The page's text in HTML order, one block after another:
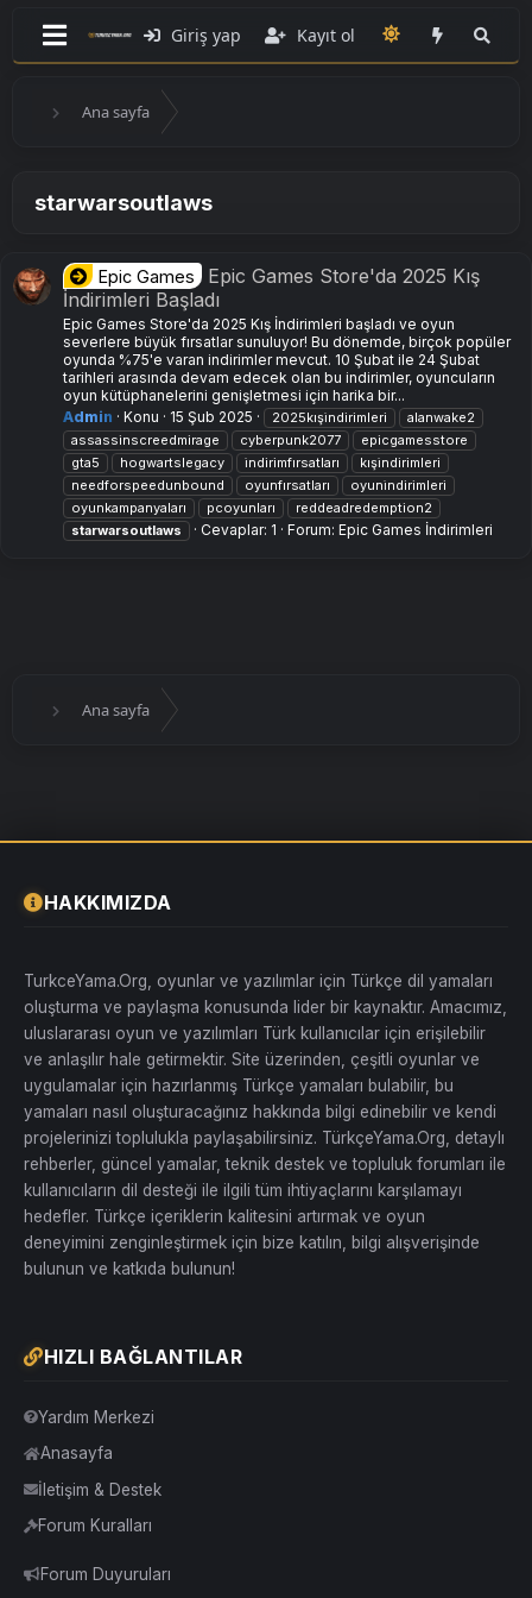
Giriş yap Kayıt ol
Ana sayfa
starwarsoutlaws
Epic Games
Epic Games Store'da 2025 Kış
İndirimleri Başladı
Epic Games Store'da 2025 Kış İndirimleri başladı ve oyun
severlere büyük fırsatlar sunuluyor! Bu dönemde, birçok popüler
oyunda %75'e varan indirimler mevcut. 10 Şubat ile 24 Şubat
tarihleri arasında devam edecek olan bu indirimler, oyuncuların
oyun kütüphanelerini genişletmesi için harika bir...
Admin
Konu 15 Şub 2025 2025kışi̇ndirimleri
alanwake2
assassinscreedmirage
cyberpunk2077
epicgamesstore
gta5
hogwartslegacy i̇ndirimfırsatları
kışi̇ndirimleri
needforspeedunbound
oyunfırsatları
oyuni̇ndirimleri
oyunkampanyaları
pcoyunları
reddeadredemption2
starwarsoutlaws
Cevaplar: 1 Forum: Epic Games İndirimleri
Ana sayfa
HAKKIMIZDA
TurkceYama.Org, oyunlar ve yazılımlar için Türkçe dil yamaları
oluşturma ve paylaşma konusunda lider bir kaynaktır. Amacımız,
uluslararası oyun ve yazılımları Türk kullanıcılar için erişilebilir
ve anlaşılır hale getirmektir. Site üzerinden, çeşitli oyunlar ve
uygulamalar için hazırlanmış Türkçe yamaları bulabilir, bu
yamaları nasıl oluşturacağınız hakkında bilgi edinebilir ve kendi
projelerinizi toplulukla paylaşabilirsiniz. TürkçeYama.Org, detaylı
rehberler, güncel yamalar, teknik destek ve topluluk forumları ile
kullanıcıların dil desteği ile ilgili tüm ihtiyaçlarını karşılamayı
hedefler. Türkçe içeriklerin kalitesini artırmak ve oyun
deneyimini zenginleştirmek için bize katılın, bilgi alışverişinde
bulunun ve katkıda bulunun!
HIZLI BAĞLANTILAR
Yardım Merkezi
Anasayfa
İletişim & Destek
Forum Kuralları
Forum Duyuruları